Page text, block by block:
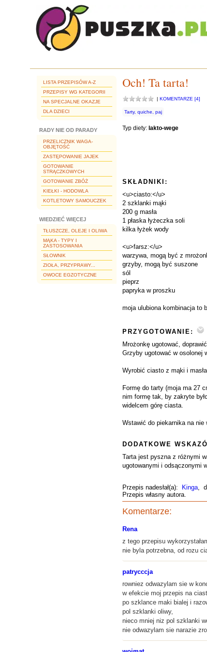
LISTA PRZEPISÓW A-Z
PRZEPISY WG KATEGORII
NA SPECJALNE OKAZJE
DLA DZIECI
RADY NIE OD PARADY
PRZELICZNIK WAGA-
OBJĘTOŚĆ
ZASTĘPOWANIE JAJEK
GOTOWANIE
STRĄCZKOWYCH
GOTOWANIE ZBÓŻ
KIEŁKI - HODOWLA
KOTLETOWY SAMOUCZEK
WIEDZIEĆ WIĘCEJ
TŁUSZCZE, OLEJE I OLIWA
MĄKA - TYPY I
ZASTOSOWANIA
SŁOWNIK
ZIOŁA, PRZYPRAWY...
OWOCE EGZOTYCZNE
Och! Ta tarta!
| KOMENTARZE [4]
Tarty, quiche, paj
Typ diety: lakto-wege
SKŁADNIKI:
<u>ciasto:</u>
2 szklanki mąki
200 g masła
1 płaska łyżeczka soli
kilka łyżek wody
<u>farsz:</u>
warzywa, mogą być z
grzyby, mogą być suszone
sól
pieprz
papryka w proszku
moja ulubiona kombinacja to
PRZYGOTOWANIE:
Mrożonkę ugotować,
Grzyby ugotować w osolonej
Wyrobić ciasto z mąki i
Formę do tarty (moja ma 27
nim formę tak, by zakryte
widelcem górę ciasta.
Wstawić do piekarnika na
DODATKOWE
Tarta jest pyszna z różnymi
ugotowanymi i odsączonymi
Przepis nadesłał(a): Kinga,
Przepis własny autora.
Komentarze:
Rena
z tego przepisu
nie byla potrzebna, od rozu
patrycccja
rowniez odwazylam sie w
w efekcie moj przepis na
po szklance maki bialej i
pol szklanki oliwy,
nieco mniej niz pol szklanki
nie odwazylam sie narazie